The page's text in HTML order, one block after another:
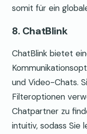
somit für ein
8. ChatBlink
ChatBlink bietet
und Video-Chats.
Filteroptionen
Chatpartner zu
intuitiv, sodass Sie